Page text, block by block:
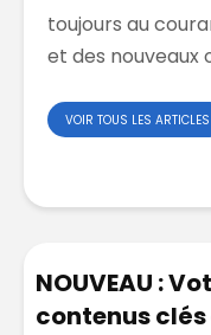
toujours au
et des nouveaux
VOIR TOUS LES ARTICLES
NOUVEAU :
contenus